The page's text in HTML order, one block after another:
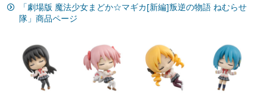
「劇場版 魔法少女まどか☆マギカ[新編]叛逆の物語 ねむらせ
隊」商品ページ